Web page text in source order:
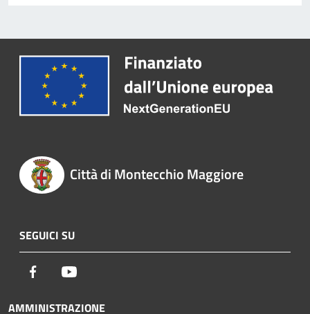
Città di Montecchio Maggiore
SEGUICI SU
Facebook
AMMINISTRAZIONE